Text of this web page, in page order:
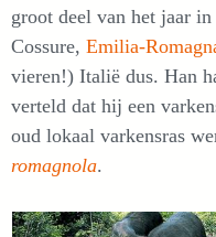
groot deel van het jaar in
Cossure, Emilia-
vieren!) Italië dus. Han
verteld dat hij een
oud lokaal varkensras
romagnola.